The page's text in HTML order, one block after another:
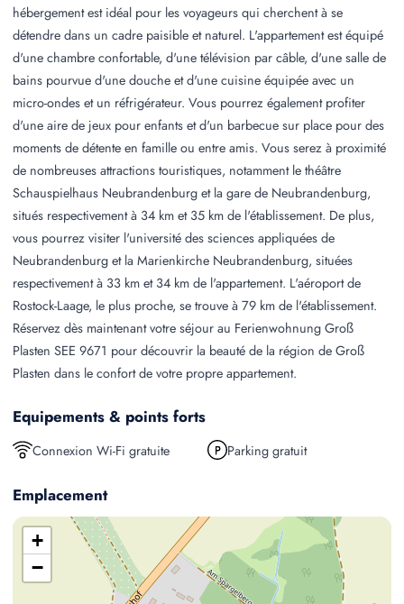
hébergement est idéal pour les voyageurs qui cherchent à se
détendre dans un cadre paisible et naturel. L'appartement est équipé
d'une chambre confortable, d'une télévision par câble, d'une salle de
bains pourvue d'une douche et d'une cuisine équipée avec un
micro-ondes et un réfrigérateur. Vous pourrez également profiter
d'une aire de jeux pour enfants et d'un barbecue sur place pour des
moments de détente en famille ou entre amis. Vous serez à proximité
de nombreuses attractions touristiques, notamment le théâtre
Schauspielhaus Neubrandenburg et la gare de Neubrandenburg,
situés respectivement à 34 km et 35 km de l'établissement. De plus,
vous pourrez visiter l'université des sciences appliquées de
Neubrandenburg et la Marienkirche Neubrandenburg, situées
respectivement à 33 km et 34 km de l'appartement. L'aéroport de
Rostock-Laage, le plus proche, se trouve à 79 km de l'établissement.
Réservez dès maintenant votre séjour au Ferienwohnung Groß
Plasten SEE 9671 pour découvrir la beauté de la région de Groß
Plasten dans le confort de votre propre appartement.
Equipements & points forts
Connexion Wi-Fi gratuite Parking gratuit
Emplacement
+
−